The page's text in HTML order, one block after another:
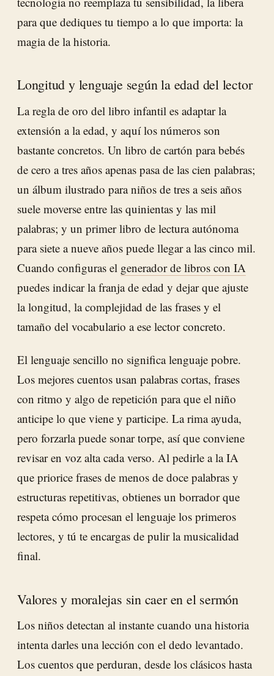
para que dediques tu tiempo a lo que importa: la
magia de la historia.
Longitud y lenguaje según la edad del lector
La regla de oro del libro infantil es adaptar la
extensión a la edad, y aquí los números son
bastante concretos. Un libro de cartón para bebés
de cero a tres años apenas pasa de las cien palabras;
un álbum ilustrado para niños de tres a seis años
suele moverse entre las quinientas y las mil
palabras; y un primer libro de lectura autónoma
para siete a nueve años puede llegar a las cinco mil.
Cuando configuras el generador de libros con IA
puedes indicar la franja de edad y dejar que ajuste
la longitud, la complejidad de las frases y el
tamaño del vocabulario a ese lector concreto.
El lenguaje sencillo no significa lenguaje pobre.
Los mejores cuentos usan palabras cortas, frases
con ritmo y algo de repetición para que el niño
anticipe lo que viene y participe. La rima ayuda,
pero forzarla puede sonar torpe, así que conviene
revisar en voz alta cada verso. Al pedirle a la IA
que priorice frases de menos de doce palabras y
estructuras repetitivas, obtienes un borrador que
respeta cómo procesan el lenguaje los primeros
lectores, y tú te encargas de pulir la musicalidad
final.
Valores y moralejas sin caer en el sermón
Los niños detectan al instante cuando una historia
intenta darles una lección con el dedo levantado.
Los cuentos que perduran, desde los clásicos hasta